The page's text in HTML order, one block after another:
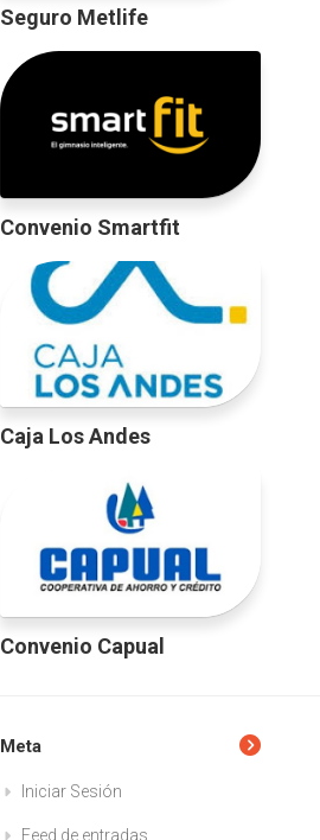
Seguro Metlife
Convenio Smartfit
Caja Los Andes
Convenio Capual
Meta
Iniciar Sesión
Feed de entradas